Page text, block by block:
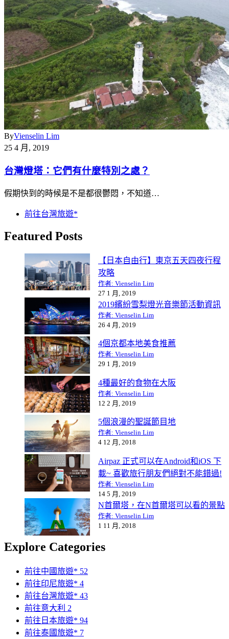
ByVienselin Lim
25 4 月, 2019
台灣燈塔：它們有什麼特別之處？
假期快到的時候是不是都很鬱悶，不知道…
前往台灣旅遊*
Featured Posts
【日本自由行】東京五天四夜行程
攻略
作者: Vienselin Lim
27 1 月, 2019
2019繽紛雪梨燈光音樂節活動資訊
作者: Vienselin Lim
26 4 月, 2019
4個京都本地美食推薦
作者: Vienselin Lim
29 1 月, 2019
4種最好的食物在大阪
作者: Vienselin Lim
12 2 月, 2019
5個浪漫的聖誕節目地
作者: Vienselin Lim
4 12 月, 2018
Airpaz 正式可以在Android和iOS 下
載~ 喜歡旅行朋友們絕對不能錯過!
作者: Vienselin Lim
14 5 月, 2019
N首爾塔，在N首爾塔可以看的景點
作者: Vienselin Lim
1 11 月, 2018
Explore Categories
前往中國旅遊* 52
前往印尼旅遊* 4
前往台灣旅遊* 43
前往意大利 2
前往日本旅遊* 94
前往泰國旅遊* 7